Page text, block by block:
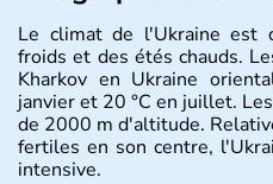
Le climat de l'Ukraine est
froids et des étés chauds.
Kharkov en Ukraine
janvier et 20 °C en juillet.
de 2000 m d'altitude.
fertiles en son centre,
intensive.